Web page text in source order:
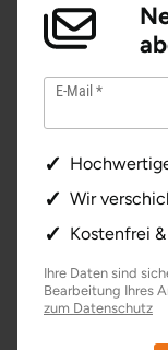
E-Mail
Wir
Kostenfrei
Ihre Daten sind
Bearbeitung Ihres
zum Datenschutz
Trier
Uckermark
Uelzen
Usedom
Viersen